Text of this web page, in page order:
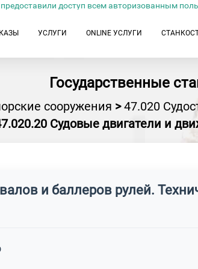
доступ всем авторизованным
УСЛУГИ ONLINE УСЛУГИ
Государственные
сооружения >47.020
Судовые двигатели и
и баллеров рулей.